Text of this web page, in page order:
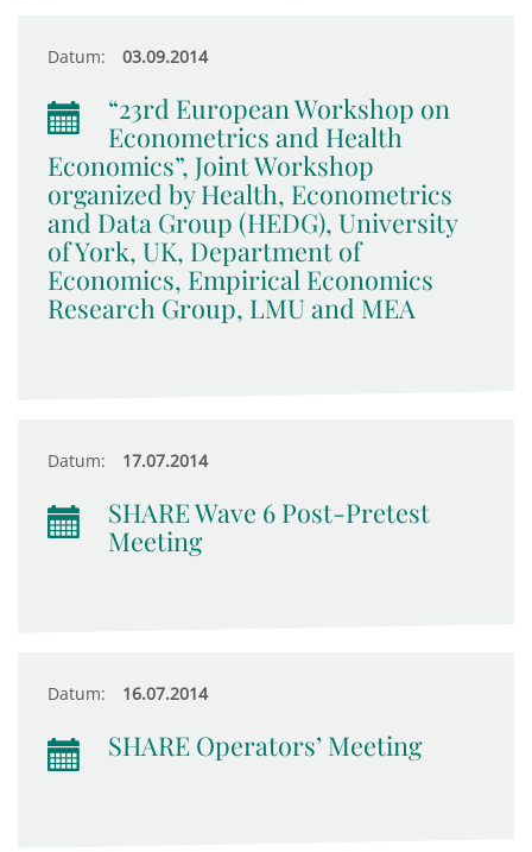
Datum: 03.09.2014
“23rd European Workshop on
Econometrics and Health
Economics”, Joint Workshop
organized by Health, Econometrics
and Data Group (HEDG), University
of York, UK, Department of
Economics, Empirical Economics
Research Group, LMU and MEA
Datum: 17.07.2014
SHARE Wave 6 Post-Pretest
Meeting
Datum: 16.07.2014
SHARE Operators’ Meeting